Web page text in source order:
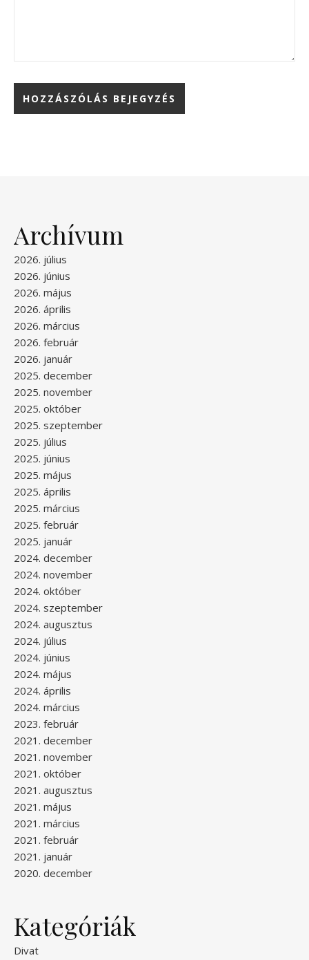
Archívum
2026. július
2026. június
2026. május
2026. április
2026. március
2026. február
2026. január
2025. december
2025. november
2025. október
2025. szeptember
2025. július
2025. június
2025. május
2025. április
2025. március
2025. február
2025. január
2024. december
2024. november
2024. október
2024. szeptember
2024. augusztus
2024. július
2024. június
2024. május
2024. április
2024. március
2023. február
2021. december
2021. november
2021. október
2021. augusztus
2021. május
2021. március
2021. február
2021. január
2020. december
Kategóriák
Divat